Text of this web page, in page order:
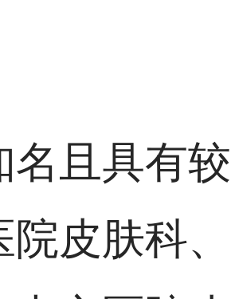
且具有
皮肤科